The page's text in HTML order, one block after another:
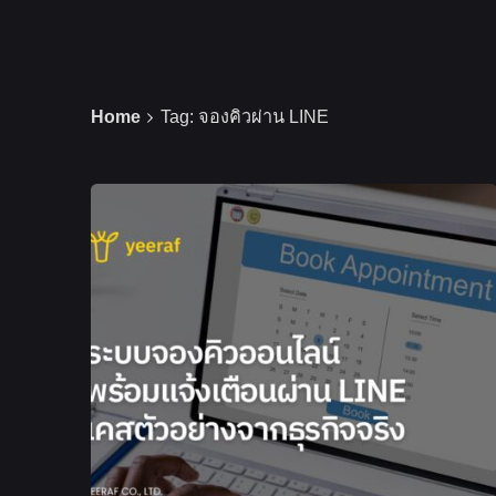
Home Tag: จองคิวผ่าน LINE